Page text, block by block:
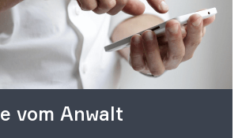
vom Anwalt